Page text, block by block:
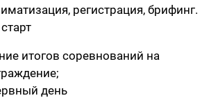
регистрация, брифинг.
старт
итогов соревнований на
день